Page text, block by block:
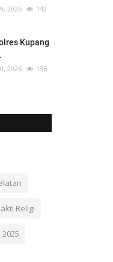
2026 142
Kupang
2026 136
Religi